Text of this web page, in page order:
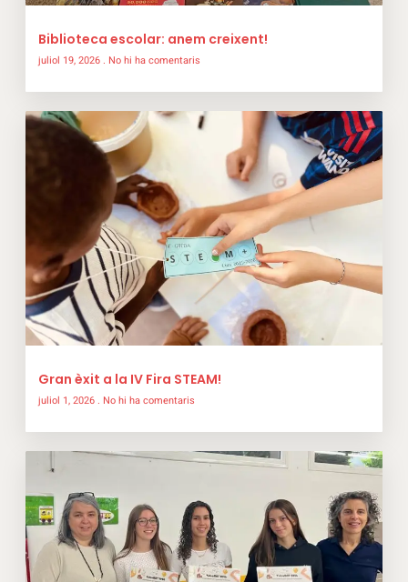
Biblioteca escolar: anem creixent!
juliol 19, 2026 No hi ha comentaris
Gran èxit a la IV Fira STEAM!
juliol 1, 2026 No hi ha comentaris